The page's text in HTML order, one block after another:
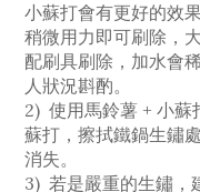
小蘇打會有更好的效
稍微用力即可刷除，
配刷具刷除，加水會
人狀況斟酌。
2) 使用馬鈴薯 + 小
蘇打，擦拭鐵鍋生鏽
消失。
3) 若是嚴重的生鏽，